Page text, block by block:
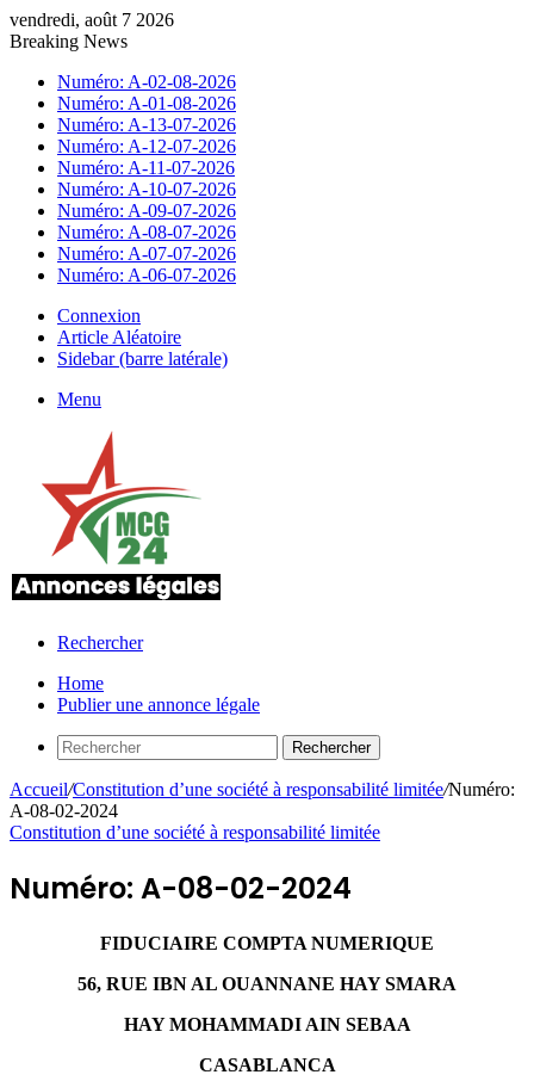
vendredi, août 7 2026
Breaking News
Numéro: A-02-08-2026
Numéro: A-01-08-2026
Numéro: A-13-07-2026
Numéro: A-12-07-2026
Numéro: A-11-07-2026
Numéro: A-10-07-2026
Numéro: A-09-07-2026
Numéro: A-08-07-2026
Numéro: A-07-07-2026
Numéro: A-06-07-2026
Connexion
Article Aléatoire
Sidebar (barre latérale)
Menu
Rechercher
Home
Publier une annonce légale
Rechercher
Accueil/Constitution d’une société à responsabilité limitée/Numéro:
A-08-02-2024
Constitution d’une société à responsabilité limitée
Numéro: A-08-02-2024
FIDUCIAIRE COMPTA NUMERIQUE
56, RUE IBN AL OUANNANE HAY SMARA
HAY MOHAMMADI AIN SEBAA
CASABLANCA